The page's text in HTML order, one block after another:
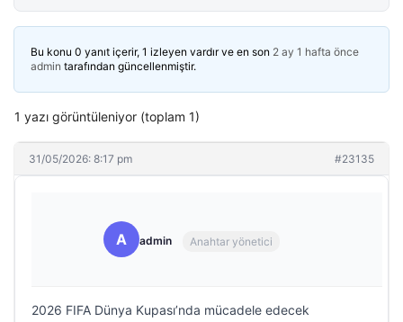
Bu konu 0 yanıt içerir, 1 izleyen vardır ve en son 2 ay 1 hafta önce
admin tarafından güncellenmiştir.
1 yazı görüntüleniyor (toplam 1)
31/05/2026: 8:17 pm #23135
A admin Anahtar yönetici
2026 FIFA Dünya Kupası’nda mücadele edecek